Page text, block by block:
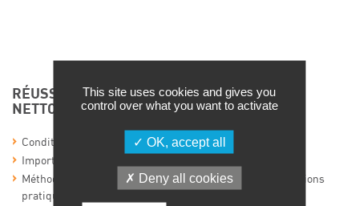
RÉUSSITE ET CONTRÔLE D’UN PLAN DE
NETTOYAGE
Conditions de réussite de ce plan
Importance de la qualité des eaux destinées au nettoyage
Méthodes d’analyses de contrôle des nettoyages (applications
pratiques)
This site uses cookies and gives you
control over what you want to activate
OK, accept all
Deny all cookies